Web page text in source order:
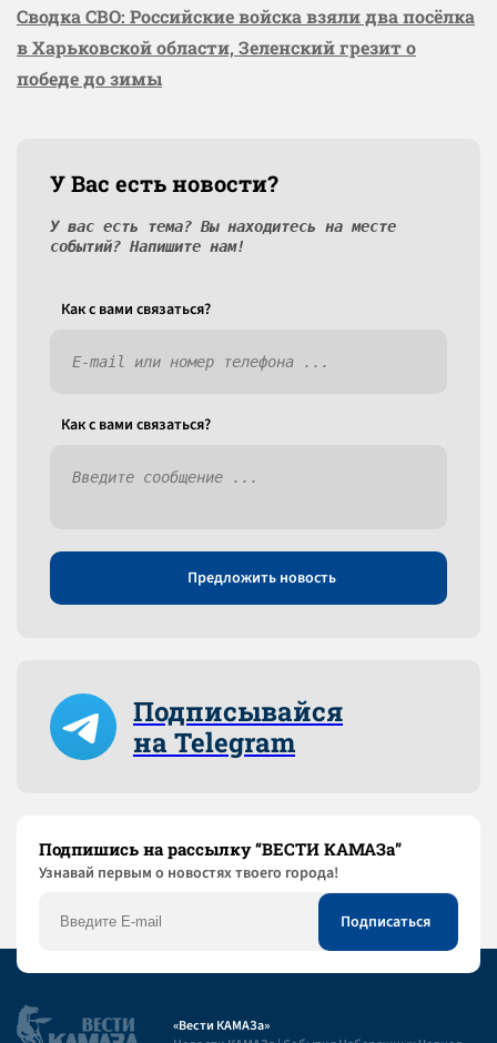
Сводка СВО: Российские войска взяли два посёлка
в Харьковской области, Зеленский грезит о
победе до зимы
У Вас есть новости?
У вас есть тема? Вы находитесь на месте
событий? Напишите нам!
Как c вами связаться?
Как c вами связаться?
Предложить новость
Подписывайся
на Telegram
Подпишись на рассылку “ВЕСТИ КАМАЗа”
Узнaвай первым о новостях твоего города!
«Вести КАМАЗа»